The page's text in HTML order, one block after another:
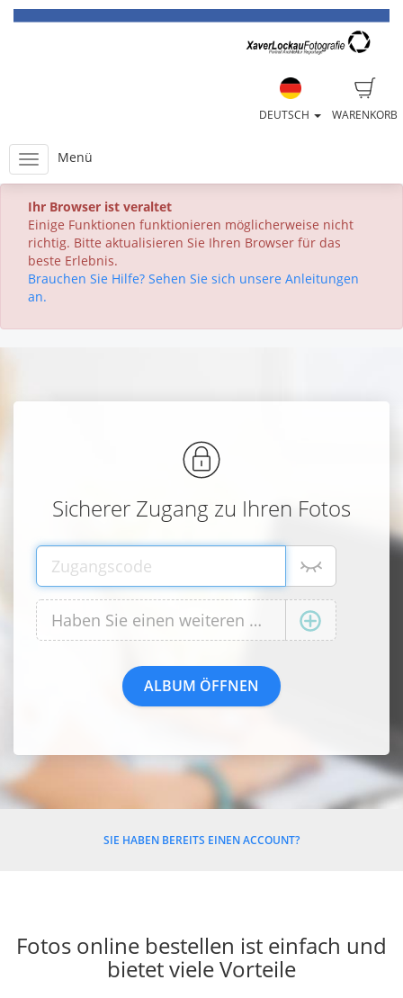
WARENKORB
DEUTSCH
Menü
Ihr Browser ist veraltet
Einige Funktionen funktionieren möglicherweise nicht
richtig. Bitte aktualisieren Sie Ihren Browser für das
beste Erlebnis.
Brauchen Sie Hilfe? Sehen Sie sich unsere Anleitungen
an.
Sicherer Zugang zu Ihren Fotos
SIE HABEN BEREITS EINEN ACCOUNT?
Fotos online bestellen ist einfach und
bietet viele Vorteile